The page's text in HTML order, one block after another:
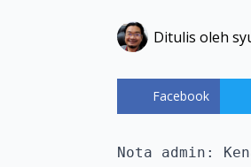
Ditulis oleh
Facebook
Nota admin: